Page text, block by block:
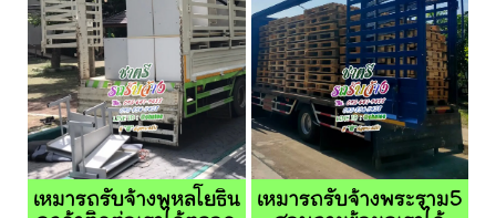
เหมารถรับจ้างพหลโยธิน
เหมารถรับจ้างพระราม5